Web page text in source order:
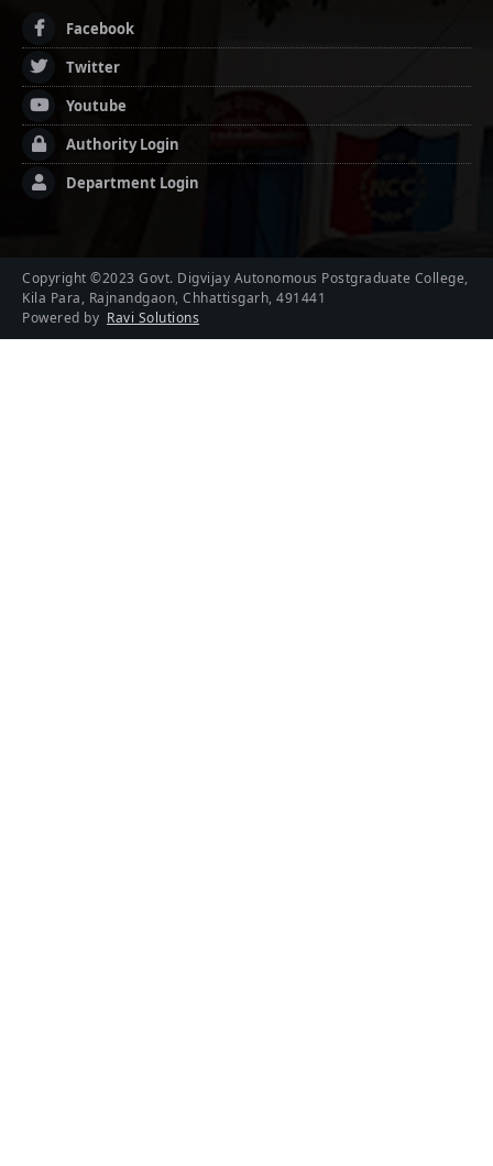
Facebook
Twitter
Youtube
Authority Login
Department Login
Copyright ©2023 Govt. Digvijay Autonomous Postgraduate College,
Kila Para, Rajnandgaon, Chhattisgarh, 491441
Powered by Ravi Solutions